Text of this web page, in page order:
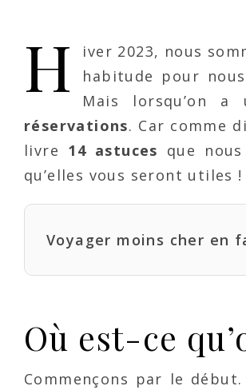
H
iver 2023, nous
habitude pour
Mais lorsqu’on
réservations. Car comme
livre 14 astuces que
qu’elles vous seront utiles !
Voyager moins cher en
Où est-ce
Commençons par le